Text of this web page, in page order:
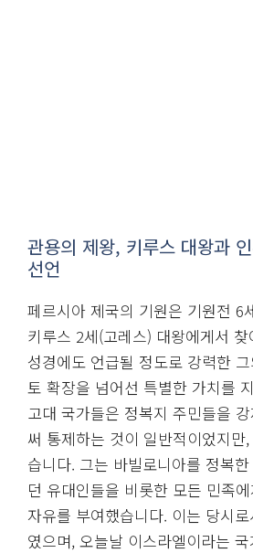
관용의 제왕, 키루스 대왕과
선언
페르시아 제국의 기원은 기원전 6
키루스 2세(고레스) 대왕에게서
성경에도 언급될 정도로 강력한
토 확장을 넘어선 특별한 가치를
고대 국가들은 정복지 주민들을
써 통제하는 것이 일반적이었지만
습니다. 그는 바빌로니아를 정복
던 유대인들을 비롯한 모든 민족
자유를 부여했습니다. 이는 당시
였으며, 오늘날 이스라엘이라는